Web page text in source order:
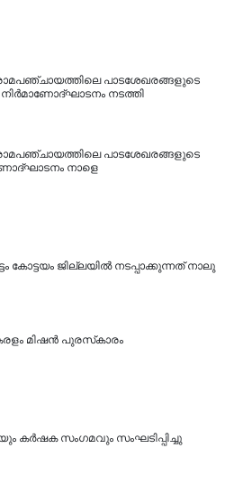
പാടശേഖരങ്ങളുടെ
നടത്തി
പാടശേഖരങ്ങളുടെ
നാളെ
കോട്ടയം ജില്ലയിൽ നടപ്പാക്കുന്നത് നാലു
മിഷൻ പുരസ്‌കാരം
കർഷക സംഗമവും സംഘടിപ്പിച്ചു